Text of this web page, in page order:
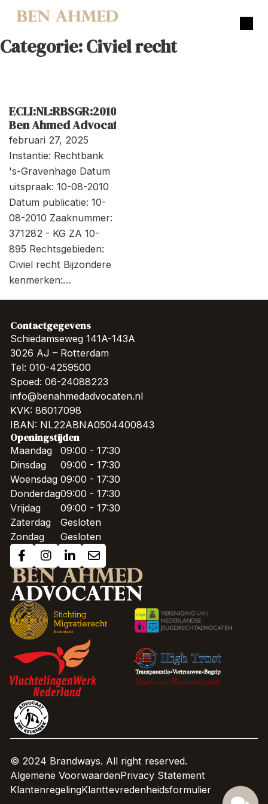
Categorie:Civiel recht
ECLI:NL:RBSGR:2010:BN3635
Ben Ahmed Advocaten
februari 27, 2025
Instantie: Rechtbank
's-Gravenhage Datum
uitspraak: 10-08-2010
Datum publicatie: 10-
08-2010 Zaaknummer:
371282 - KG ZA 10-
895 Rechtsgebieden:
Civiel recht Bijzondere
kenmerken:…
Contactgegevens
Schiedamseweg 141A-143A
3026 AJ – Rotterdam
Tel: 010-4259500
Spoed: 06-24088223
info@benahmedadvocaten.nl
KVK: 86017098
IBAN: NL22ABNA0504400843
Openingstijden
Maandag
Dinsdag
Woensdag
Donderdag
Vrijdag
Zaterdag
Zondag
09:00 - 17:30
09:00 - 17:30
09:00 - 17:30
09:00 - 17:30
09:00 - 17:30
Gesloten
Gesloten
© 2024 Brandways. All right reserved.
Algemene VoorwaardenPrivacy Statement
KlantenregelingKlanttevredenheidsformulier